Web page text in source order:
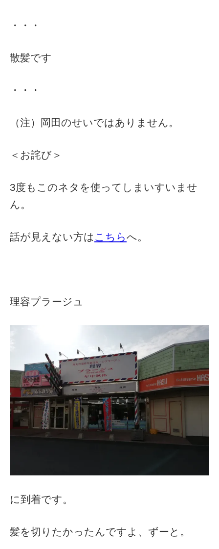
・・・
散髪です
・・・
（注）岡田のせいではありません。
＜お詫び＞
3度もこのネタを使ってしまいすいませ
ん。
話が見えない方は こちらへ。
理容プラージュ
に到着です。
髪を切りたかったんですよ、ずーと。